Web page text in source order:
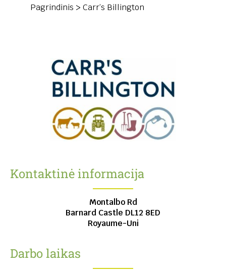
Pagrindinis > Carr’s Billington
Kontaktinė informacija
Montalbo Rd
Barnard Castle DL12 8ED
Royaume-Uni
Darbo laikas